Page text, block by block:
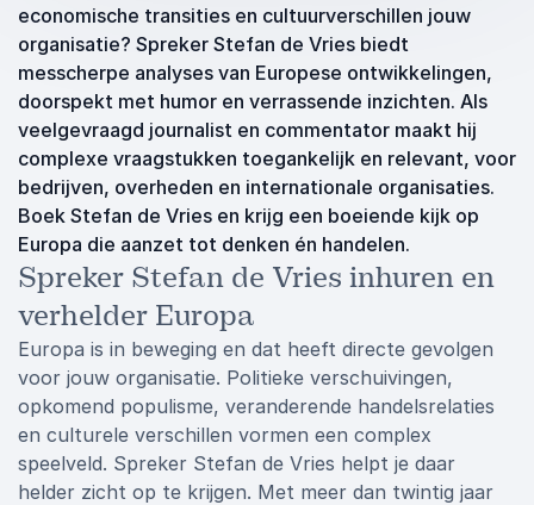
economische transities en cultuurverschillen jouw
organisatie? Spreker Stefan de Vries biedt
messcherpe analyses van Europese ontwikkelingen,
doorspekt met humor en verrassende inzichten. Als
veelgevraagd journalist en commentator maakt hij
complexe vraagstukken toegankelijk en relevant, voor
bedrijven, overheden en internationale organisaties.
Boek Stefan de Vries en krijg een boeiende kijk op
Europa die aanzet tot denken én handelen.
Spreker Stefan de Vries inhuren en
verhelder Europa
Europa is in beweging en dat heeft directe gevolgen
voor jouw organisatie. Politieke verschuivingen,
opkomend populisme, veranderende handelsrelaties
en culturele verschillen vormen een complex
speelveld. Spreker Stefan de Vries helpt je daar
helder zicht op te krijgen. Met meer dan twintig jaar